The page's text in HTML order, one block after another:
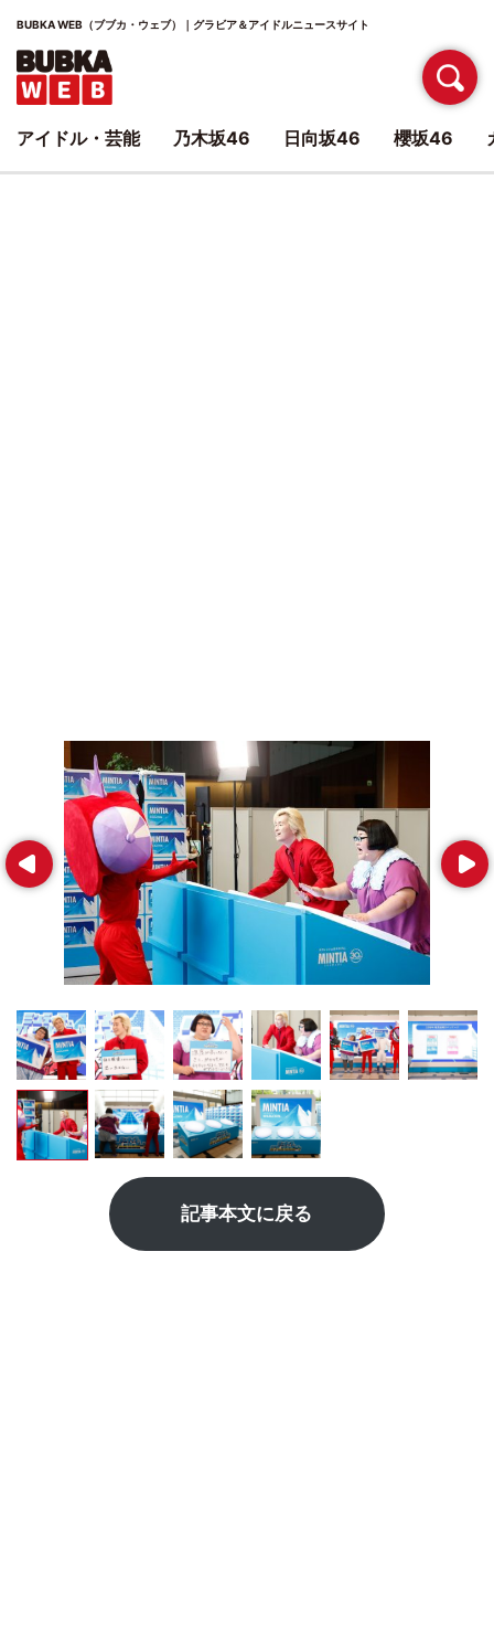
BUBKA WEB（ブブカ・ウェブ）｜グラビア＆アイドルニュースサイト
Prev Next
記事本文に戻る
アイドル・芸能 乃木坂46 日向坂46 櫻坂46